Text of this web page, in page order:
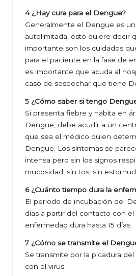
4 ¿Hay cura para el Dengue?
Generalmente el Dengue es
autolimitada, ésto quiere decir
importante son los cuidados
para el paciente en la fase de
es importante que acuda al
caso de sospechar que tiene
5 ¿Cómo saber si tengo
Si presenta fiebre y habita en
Dengue, debe acudir a un
que sea el médico quien
Dengue. Los síntomas se
intensa pero sin los signos
mucosidad, sin tos, sin
6 ¿Cuánto tiempo dura la
El periodo de incubación del
días a partir del contacto con el
enfermedad dura hasta 15 días.
7 ¿Cómo se transmite el
Se transmite por la picadura
con el virus.